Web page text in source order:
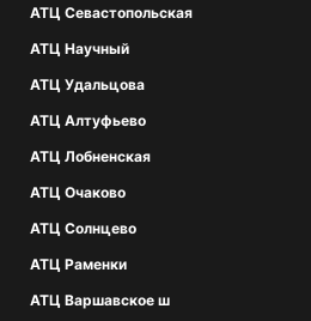
АТЦ Севастопольская
АТЦ Научный
АТЦ Удальцова
АТЦ Алтуфьево
АТЦ Лобненская
АТЦ Очаково
АТЦ Солнцево
АТЦ Раменки
АТЦ Варшавское ш